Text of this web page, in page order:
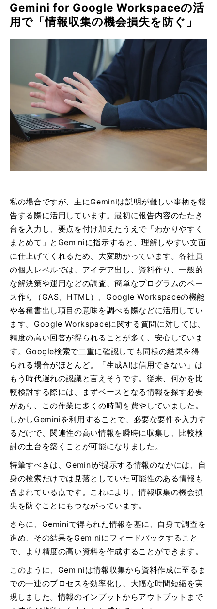
Gemini for Google Workspaceの活
用で「情報収集の機会損失を防ぐ」
私の場合ですが、主にGeminiは説明が難しい事柄を報
告する際に活用しています。最初に報告内容のたたき
台を入力し、要点を付け加えたうえで「わかりやすく
まとめて」とGeminiに指示すると、理解しやすい文面
に仕上げてくれるため、大変助かっています。各社員
の個人レベルでは、アイデア出し、資料作り、一般的
な解決策や運用などの調査、簡単なプログラムのベー
ス作り（GAS、HTML）、Google Workspaceの機能
や各種書出し項目の意味を調べる際などに活用してい
ます。Google Workspaceに関する質問に対しては、
精度の高い回答が得られることが多く、安心していま
す。Google検索で二重に確認しても同様の結果を得
られる場合がほとんど。「生成AIは信用できない」は
もう時代遅れの認識と言えそうです。従来、何かを比
較検討する際には、まずベースとなる情報を探す必要
があり、この作業に多くの時間を費やしていました。
しかしGeminiを利用することで、必要な要件を入力す
るだけで、関連性の高い情報を瞬時に収集し、比較検
討の土台を築くことが可能になりました。
特筆すべきは、Geminiが提示する情報のなかには、自
身の検索だけでは見落としていた可能性のある情報も
含まれている点です。これにより、情報収集の機会損
失を防ぐことにもつながっています。
さらに、Geminiで得られた情報を基に、自身で調査を
進め、その結果をGeminiにフィードバックすること
で、より精度の高い資料を作成することができます。
このように、Geminiは情報収集から資料作成に至るま
での一連のプロセスを効率化し、大幅な時間短縮を実
現しました。情報のインプットからアウトプットまで